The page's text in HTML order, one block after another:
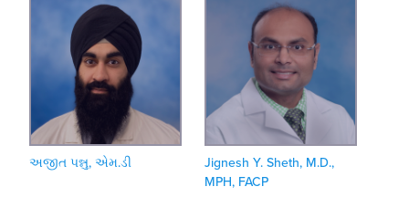
અજીત પન્નુ, એમ.ડી
Jignesh Y. Sheth, M.D.,
MPH, FACP